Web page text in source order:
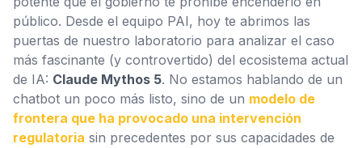
público. Desde el equipo PAI, hoy te abrimos las
puertas de nuestro laboratorio para analizar el caso
más fascinante (y controvertido) del ecosistema actual
de IA: Claude Mythos 5. No estamos hablando de un
chatbot un poco más listo, sino de un modelo de
frontera que ha provocado una intervención
regulatoria sin precedentes por sus capacidades de